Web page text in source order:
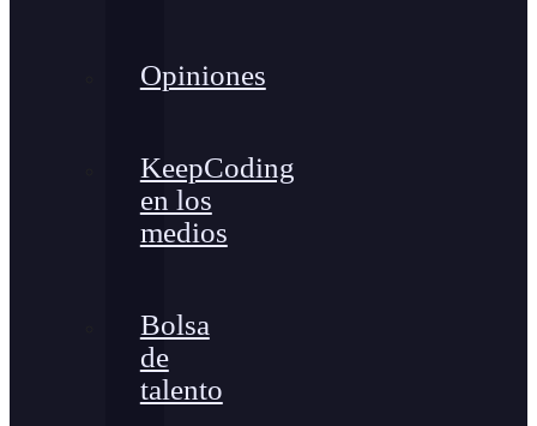
Opiniones
KeepCoding
en los
medios
Bolsa
de
talento